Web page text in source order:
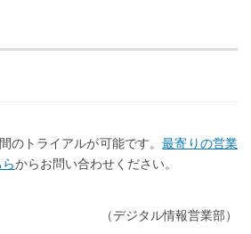
のトライアルが可能です。最寄りの営業
からお問い合わせください。
（デジタル情報営業部）